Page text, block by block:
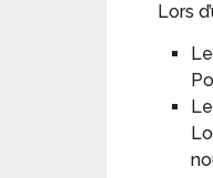
Lors